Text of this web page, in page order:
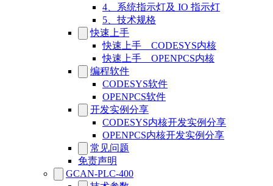
4、系统指示灯及 IO 指示灯
5、技术规格
快速上手
快速上手__CODESYS内核
快速上手__OPENPCS内核
编程软件
CODESYS软件
OPENPCS软件
开发实例分享
CODESYS内核开发实例分享
OPENPCS内核开发实例分享
常见问题
免责声明
GCAN-PLC-400